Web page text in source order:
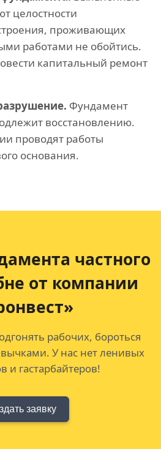
целостности
проживающих
работами не обойтись.
капитальный ремонт
Фундамент
восстановлению.
проводят работы
основания.
частного
от компании
рабочих, бороться
У нас нет ленивых
и гастарбайтеров!
заявку